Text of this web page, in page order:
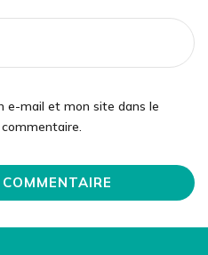
e-mail et mon site dans le